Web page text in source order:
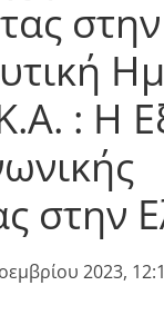
στην
: Η
στην
2023,